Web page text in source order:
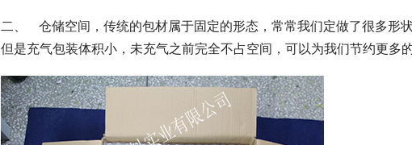
二、   仓储空间，传统的包材属于固定的形态，常常我们定做了很多形
但是充气包装体积小，未充气之前完全不占空间，可以为我们节约更多